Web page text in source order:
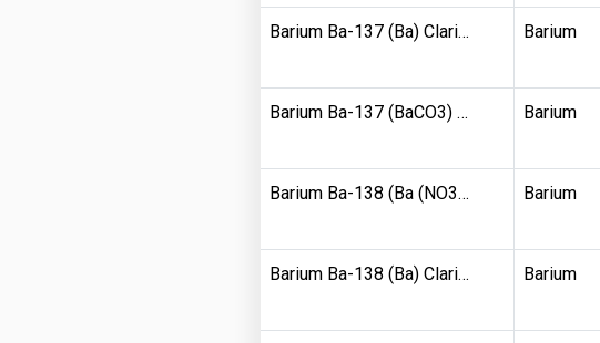
Barium Ba-137 (Ba) Clarity 896000 Barium
Barium Ba-137 (BaCO3) Clarity 819000 Barium
Barium Ba-138 (Ba (NO3) 2) Clarity 997200 Barium
Barium Ba-138 (Ba) Clarity 998000 Barium